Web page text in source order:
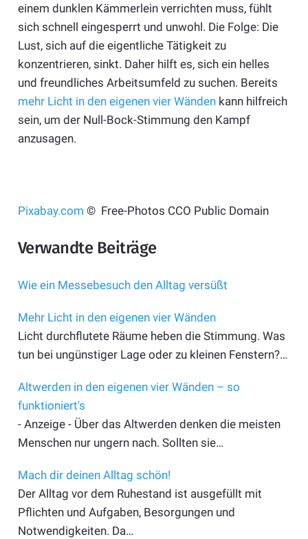
einem dunklen Kämmerlein verrichten muss, fühlt
sich schnell eingesperrt und unwohl. Die Folge: Die
Lust, sich auf die eigentliche Tätigkeit zu
konzentrieren, sinkt. Daher hilft es, sich ein helles
und freundliches Arbeitsumfeld zu suchen. Bereits
mehr Licht in den eigenen vier Wändenkann hilfreich
sein, um der Null-Bock-Stimmung den Kampf
anzusagen.
Pixabay.com © Free-Photos CCO Public Domain
Verwandte Beiträge
Wie ein Messebesuch den Alltag versüßt
Mehr Licht in den eigenen vier Wänden
Licht durchflutete Räume heben die Stimmung. Was
tun bei ungünstiger Lage oder zu kleinen Fenstern?…
Altwerden in den eigenen vier Wänden – so
funktioniert's
- Anzeige - Über das Altwerden denken die meisten
Menschen nur ungern nach. Sollten sie…
Mach dir deinen Alltag schön!
Der Alltag vor dem Ruhestand ist ausgefüllt mit
Pflichten und Aufgaben, Besorgungen und
Notwendigkeiten. Da…